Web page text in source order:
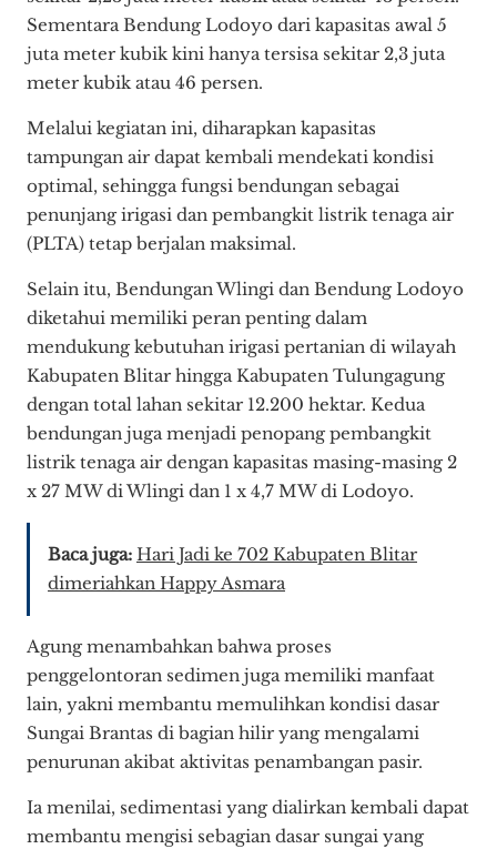
Sementara Bendung Lodoyo dari kapasitas awal 5
juta meter kubik kini hanya tersisa sekitar 2,3 juta
meter kubik atau 46 persen.
Melalui kegiatan ini, diharapkan kapasitas
tampungan air dapat kembali mendekati kondisi
optimal, sehingga fungsi bendungan sebagai
penunjang irigasi dan pembangkit listrik tenaga air
(PLTA) tetap berjalan maksimal.
Selain itu, Bendungan Wlingi dan Bendung Lodoyo
diketahui memiliki peran penting dalam
mendukung kebutuhan irigasi pertanian di wilayah
Kabupaten Blitar hingga Kabupaten Tulungagung
dengan total lahan sekitar 12.200 hektar. Kedua
bendungan juga menjadi penopang pembangkit
listrik tenaga air dengan kapasitas masing-masing 2
x 27 MW di Wlingi dan 1 x 4,7 MW di Lodoyo.
Baca juga: Hari Jadi ke 702 Kabupaten Blitar
dimeriahkan Happy Asmara
Agung menambahkan bahwa proses
penggelontoran sedimen juga memiliki manfaat
lain, yakni membantu memulihkan kondisi dasar
Sungai Brantas di bagian hilir yang mengalami
penurunan akibat aktivitas penambangan pasir.
Ia menilai, sedimentasi yang dialirkan kembali dapat
membantu mengisi sebagian dasar sungai yang